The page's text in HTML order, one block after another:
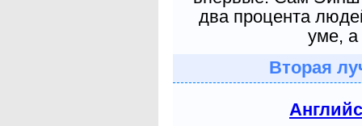
два процента
уме, а
Вторая